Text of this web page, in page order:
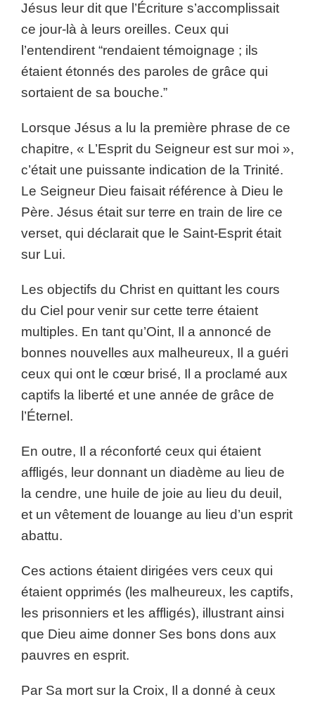
Jésus leur dit que l’Écriture s’accomplissait
ce jour-là à leurs oreilles. Ceux qui
l’entendirent “rendaient témoignage ; ils
étaient étonnés des paroles de grâce qui
sortaient de sa bouche.”
Lorsque Jésus a lu la première phrase de ce
chapitre, « L’Esprit du Seigneur est sur moi »,
c’était une puissante indication de la Trinité.
Le Seigneur Dieu faisait référence à Dieu le
Père. Jésus était sur terre en train de lire ce
verset, qui déclarait que le Saint-Esprit était
sur Lui.
Les objectifs du Christ en quittant les cours
du Ciel pour venir sur cette terre étaient
multiples. En tant qu’Oint, Il a annoncé de
bonnes nouvelles aux malheureux, Il a guéri
ceux qui ont le cœur brisé, Il a proclamé aux
captifs la liberté et une année de grâce de
l’Éternel.
En outre, Il a réconforté ceux qui étaient
affligés, leur donnant un diadème au lieu de
la cendre, une huile de joie au lieu du deuil,
et un vêtement de louange au lieu d’un esprit
abattu.
Ces actions étaient dirigées vers ceux qui
étaient opprimés (les malheureux, les captifs,
les prisonniers et les affligés), illustrant ainsi
que Dieu aime donner Ses bons dons aux
pauvres en esprit.
Par Sa mort sur la Croix, Il a donné à ceux